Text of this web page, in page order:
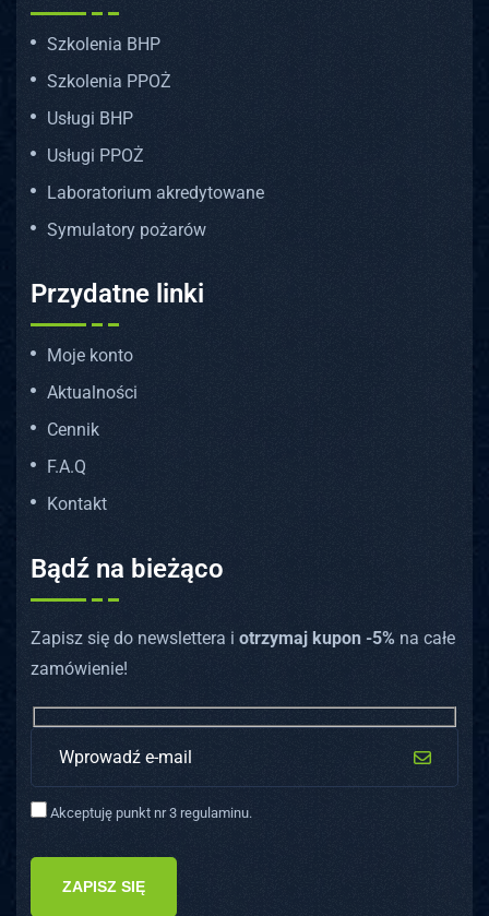
Szkolenia BHP
Szkolenia PPOŻ
Usługi BHP
Usługi PPOŻ
Laboratorium akredytowane
Symulatory pożarów
Przydatne linki
Moje konto
Aktualności
Cennik
F.A.Q
Kontakt
Bądź na bieżąco
Zapisz się do newslettera i otrzymaj kupon -5% na całe
zamówienie!
Akceptuję punkt nr 3 regulaminu.
ZAPISZ SIĘ